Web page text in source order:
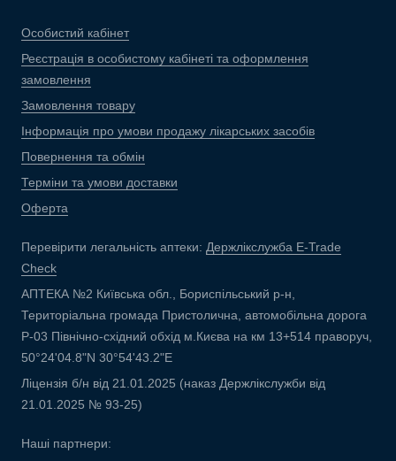
Особистий кабінет
Реєстрація в особистому кабінеті та оформлення
замовлення
Замовлення товару
Інформація про умови продажу лікарських засобів
Повернення та обмін
Терміни та умови доставки
Оферта
Перевірити легальність аптеки: Держлікслужба E-Trade
Check
АПТЕКА №2 Київська обл., Бориспільський р-н,
Територіальна громада Пристолична, автомобільна дорога
Р-03 Північно-східний обхід м.Києва на км 13+514 праворуч,
50°24'04.8"N 30°54'43.2"E
Ліцензія б/н від 21.01.2025 (наказ Держлікслужби від
21.01.2025 № 93-25)
Наші партнери: